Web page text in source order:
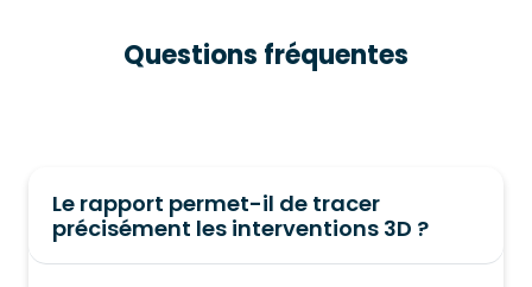
Questions fréquentes
Le rapport permet-il de tracer
précisément les interventions 3D ?